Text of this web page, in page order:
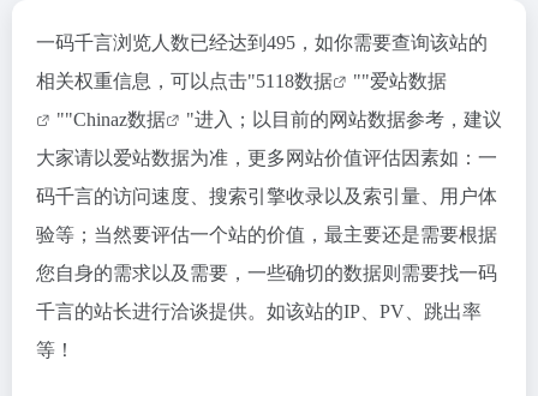
一码千言浏览人数已经达到495，如你需要查询该站的
相关权重信息，可以点击"5118数据 ""爱站数据
""Chinaz数据
"进入；以目前的网站数据参考，建议
大家请以爱站数据为准，更多网站价值评估因素如：一
码千言的访问速度、搜索引擎收录以及索引量、用户体
验等；当然要评估一个站的价值，最主要还是需要根据
您自身的需求以及需要，一些确切的数据则需要找一码
千言的站长进行洽谈提供。如该站的IP、PV、跳出率
等！